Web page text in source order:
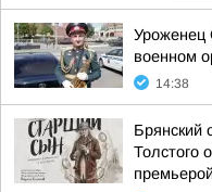
Уроженец
военном
14:38
Брянский
Толстого